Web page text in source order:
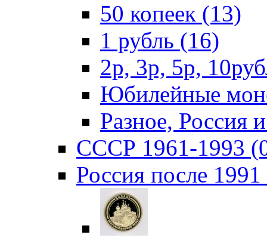
50 копеек (13)
1 рубль (16)
2р, 3р, 5р,
Юбилейные
Разное, Россия
СССР 1961-1993
Россия после